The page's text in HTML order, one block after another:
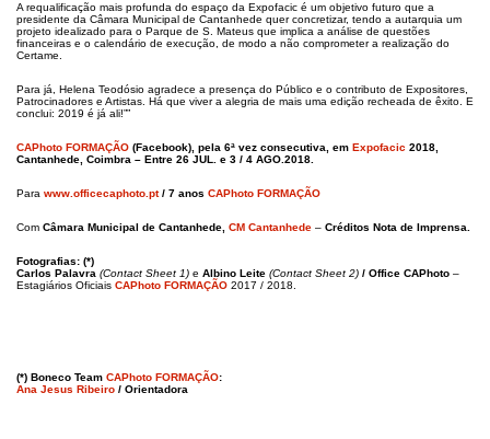
A requalificação mais profunda do espaço da Expofacic é um objetivo futuro que a
presidente da Câmara Municipal de Cantanhede quer concretizar, tendo a autarquia um
projeto idealizado para o Parque de S. Mateus que implica a análise de questões
financeiras e o calendário de execução, de modo a não comprometer a realização do
Certame.
Para já, Helena Teodósio agradece a presença do Público e o contributo de Expositores,
Patrocinadores e Artistas. Há que viver a alegria de mais uma edição recheada de êxito. E
conclui: 2019 é já ali!””
CAPhoto FORMAÇÃO (Facebook), pela 6ª vez consecutiva, em Expofacic 2018,
Cantanhede, Coimbra – Entre 26 JUL. e 3 / 4 AGO.2018.
Para www.officecaphoto.pt/ 7 anos CAPhoto FORMAÇÃO
Com Câmara Municipal de Cantanhede, CM Cantanhede – Créditos Nota de Imprensa.
Fotografias: (*)
Carlos Palavra (Contact Sheet 1) e Albino Leite (Contact Sheet 2) / Office CAPhoto –
Estagiários Oficiais CAPhoto FORMAÇÃO 2017 / 2018.
(*) Boneco Team CAPhoto FORMAÇÃO:
Ana Jesus Ribeiro / Orientadora